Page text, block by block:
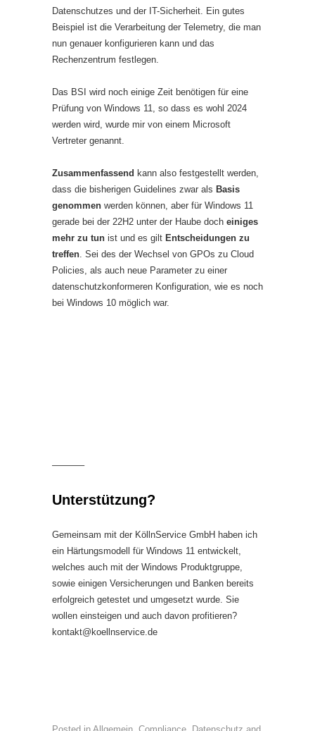
Datenschutzes und der IT-Sicherheit. Ein gutes
Beispiel ist die Verarbeitung der Telemetry, die man
nun genauer konfigurieren kann und das
Rechenzentrum festlegen.
Das BSI wird noch einige Zeit benötigen für eine
Prüfung von Windows 11, so dass es wohl 2024
werden wird, wurde mir von einem Microsoft
Vertreter genannt.
Zusammenfassend kann also festgestellt werden,
dass die bisherigen Guidelines zwar als Basis
genommen werden können, aber für Windows 11
gerade bei der 22H2 unter der Haube doch einiges
mehr zu tun ist und es gilt Entscheidungen zu
treffen. Sei des der Wechsel von GPOs zu Cloud
Policies, als auch neue Parameter zu einer
datenschutzkonformeren Konfiguration, wie es noch
bei Windows 10 möglich war.
———–
Unterstützung?
Gemeinsam mit der KöllnService GmbH haben ich
ein Härtungsmodell für Windows 11 entwickelt,
welches auch mit der Windows Produktgruppe,
sowie einigen Versicherungen und Banken bereits
erfolgreich getestet und umgesetzt wurde. Sie
wollen einsteigen und auch davon profitieren?
kontakt@koellnservice.de